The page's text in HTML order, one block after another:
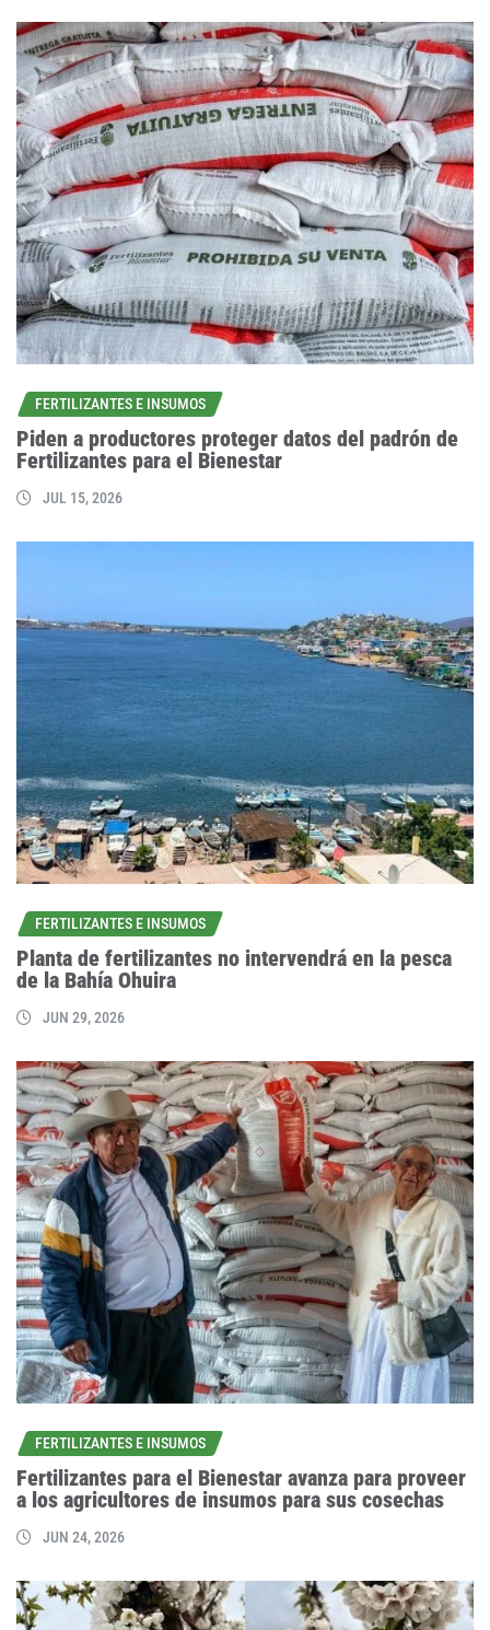
FERTILIZANTES E INSUMOS
Piden a productores proteger datos del padrón de
Fertilizantes para el Bienestar
JUL 15, 2026
FERTILIZANTES E INSUMOS
Planta de fertilizantes no intervendrá en la pesca
de la Bahía Ohuira
JUN 29, 2026
FERTILIZANTES E INSUMOS
Fertilizantes para el Bienestar avanza para proveer
a los agricultores de insumos para sus cosechas
JUN 24, 2026